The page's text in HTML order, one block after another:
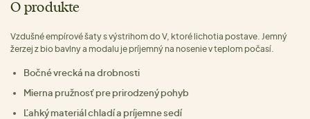
O produkte
Vzdušné empírové šaty s výstrihom do V, ktoré lichotia postave. Jemný
žerzej z bio bavlny a modalu je príjemný na nosenie v teplom počasí.
Bočné vrecká na drobnosti
Mierna pružnosť pre prirodzený pohyb
Ľahký materiál chladí a príjemne sedí